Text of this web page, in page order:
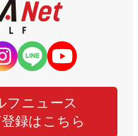
フニュース
録はこちら